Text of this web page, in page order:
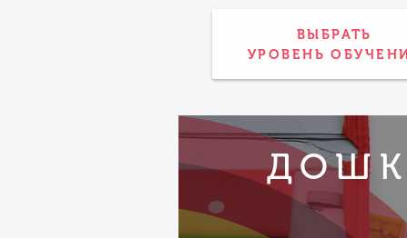
ВЫБРАТЬ
УРОВЕНЬ